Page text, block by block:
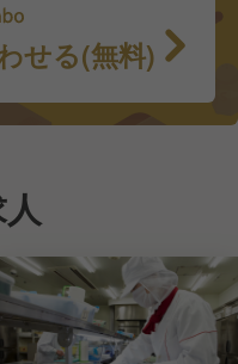
せる(無料)